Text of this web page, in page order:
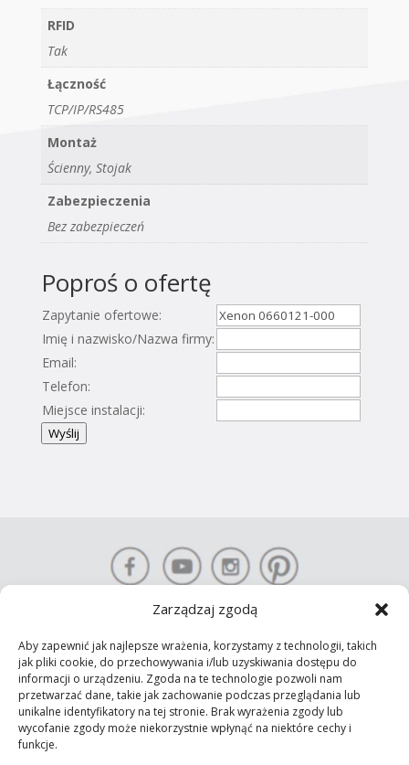
Zarządzaj zgodą
Aby zapewnić jak najlepsze wrażenia, korzystamy z technologii, takich
jak pliki cookie, do przechowywania i/lub uzyskiwania dostępu do
informacji o urządzeniu. Zgoda na te technologie pozwoli nam
przetwarzać dane, takie jak zachowanie podczas przeglądania lub
unikalne identyfikatory na tej stronie. Brak wyrażenia zgody lub
wycofanie zgody może niekorzystnie wpłynąć na niektóre cechy i
funkcje.
RFID
Tak
Łączność
TCP/IP/RS485
Montaż
Ścienny, Stojak
Zabezpieczenia
Bez zabezpieczeń
Poproś o ofertę
Zapytanie ofertowe:
Imię i nazwisko/Nazwa firmy:
Email:
Telefon:
Miejsce instalacji:
Wyślij
KONTAKT-SIMON S.A. Prawa autorskie © 2025 Wszelkie prawa
zastrzeżone
Polityka prywatności